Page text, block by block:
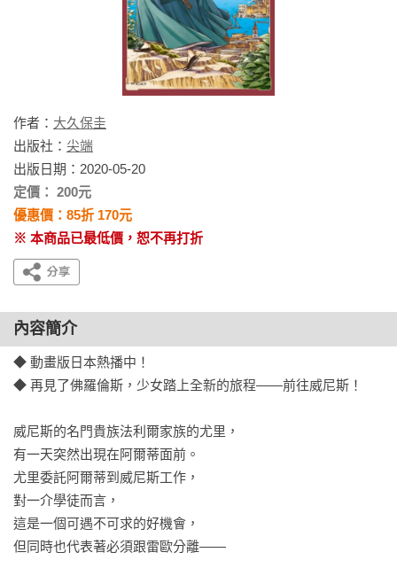
作者： 大久保圭
出版社： 尖端
出版日期：2020-05-20
定價： 200元
優惠價：85折 170元
※ 本商品已最低價，恕不再打折
內容簡介
◆ 動畫版日本熱播中！
◆ 再見了佛羅倫斯，少女踏上全新的旅程——前往威尼斯！
威尼斯的名門貴族法利爾家族的尤里，
有一天突然出現在阿爾蒂面前。
尤里委託阿爾蒂到威尼斯工作，
對一介學徒而言，
這是一個可遇不可求的好機會，
但同時也代表著必須跟雷歐分離——